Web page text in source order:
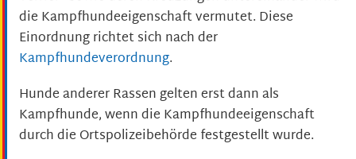
die Kampfhundeeigenschaft vermutet. Diese
Einordnung richtet sich nach der
Kampfhundeverordnung.
Hunde anderer Rassen gelten erst dann als
Kampfhunde, wenn die Kampfhundeeigenschaft
durch die Ortspolizeibehörde festgestellt wurde.